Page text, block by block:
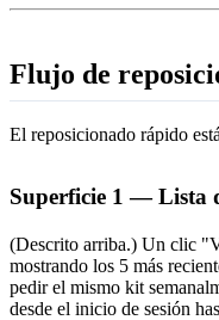
Flujo de
El reposicionado rápido
Superficie 1 — Lista
(Descrito arriba.) Un clic
mostrando los 5 más
pedir el mismo kit
desde el inicio de sesión